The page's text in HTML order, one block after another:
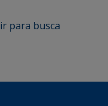
ir para busca